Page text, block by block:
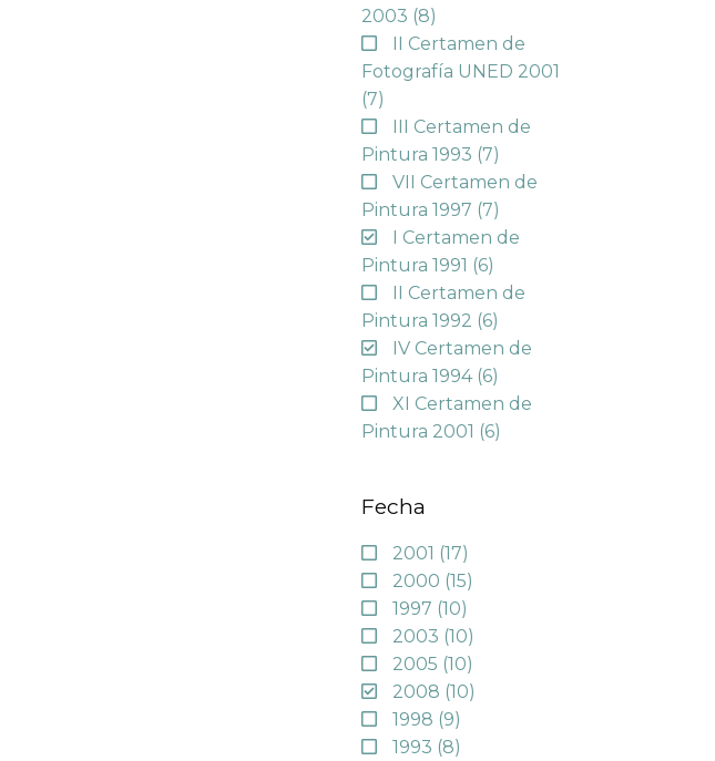
2003 (8)
II Certamen de
Fotografía UNED 2001
(7)
III Certamen de
Pintura 1993 (7)
VII Certamen de
Pintura 1997 (7)
I Certamen de
Pintura 1991 (6)
II Certamen de
Pintura 1992 (6)
IV Certamen de
Pintura 1994 (6)
XI Certamen de
Pintura 2001 (6)
Fecha
2001 (17)
2000 (15)
1997 (10)
2003 (10)
2005 (10)
2008 (10)
1998 (9)
1993 (8)